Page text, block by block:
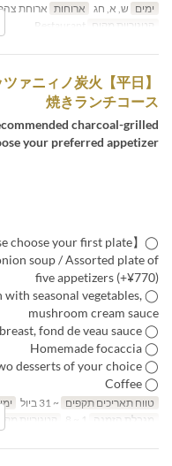
ימים ש, א, חג ארוחות ארוחת
קטגוריית מקום
ッツァニィノ炭火
焼きランチコース
charcoal-grilled
your preferred appetizer.
◯【Please choose your first plate】
soup / Assorted plate of
five appetizers (+¥770)
seasonal vegetables,
mushroom cream sauce
◯ Charcoal-grilled chicken thigh and breast, fond de veau sauce
◯ Homemade focaccia
◯ Assorted plate of two desserts of your choice
◯ Coffee
טווח תאריכים תקפים ~ 31 ביול
מגבלת הזמנה
קטגוריית מקום